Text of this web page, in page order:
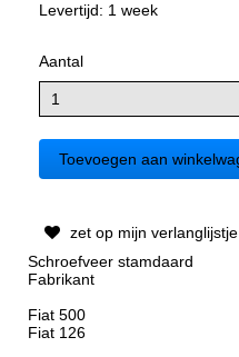
Levertijd: 1 week
Aantal
zet op mijn verlanglijstje
Schroefveer stamdaard
Fabrikant
Fiat 500
Fiat 126